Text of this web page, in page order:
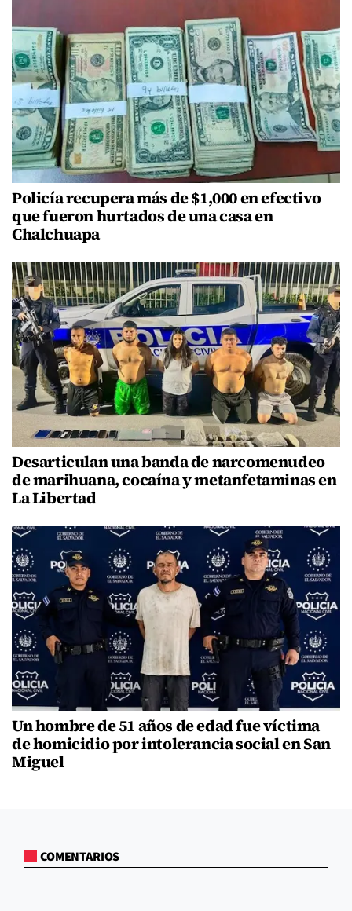
Policía recupera más de $1,000 en efectivo
que fueron hurtados de una casa en
Chalchuapa
Desarticulan una banda de narcomenudeo
de marihuana, cocaína y metanfetaminas en
La Libertad
Un hombre de 51 años de edad fue víctima
de homicidio por intolerancia social en San
Miguel
COMENTARIOS